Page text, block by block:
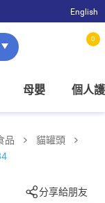
English
0
母嬰 個人
品
貓罐頭
分享給朋友